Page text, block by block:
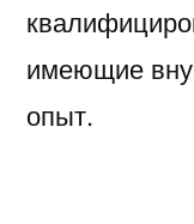
имеющие
опыт.